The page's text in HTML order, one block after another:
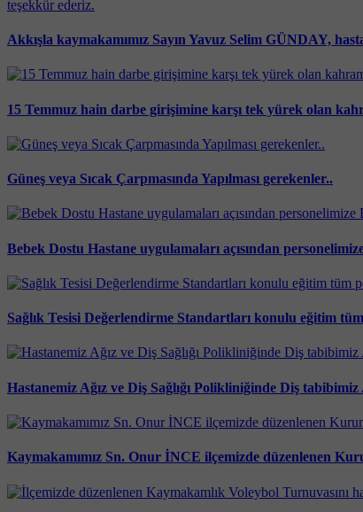
Akkışla kaymakamımız Sayın Yavuz Selim GÜNDAY,
15 Temmuz hain darbe girişimine karşı tek yürek olan
Güneş veya Sıcak Çarpmasında Yapılması gerekenler..
Bebek Dostu Hastane uygulamaları açısından
Sağlık Tesisi Değerlendirme Standartları konulu eğitim
Hastanemiz Ağız ve Diş Sağlığı Polikliniğinde Diş
Kaymakamımız Sn. Onur İNCE ilçemizde düzenlenen